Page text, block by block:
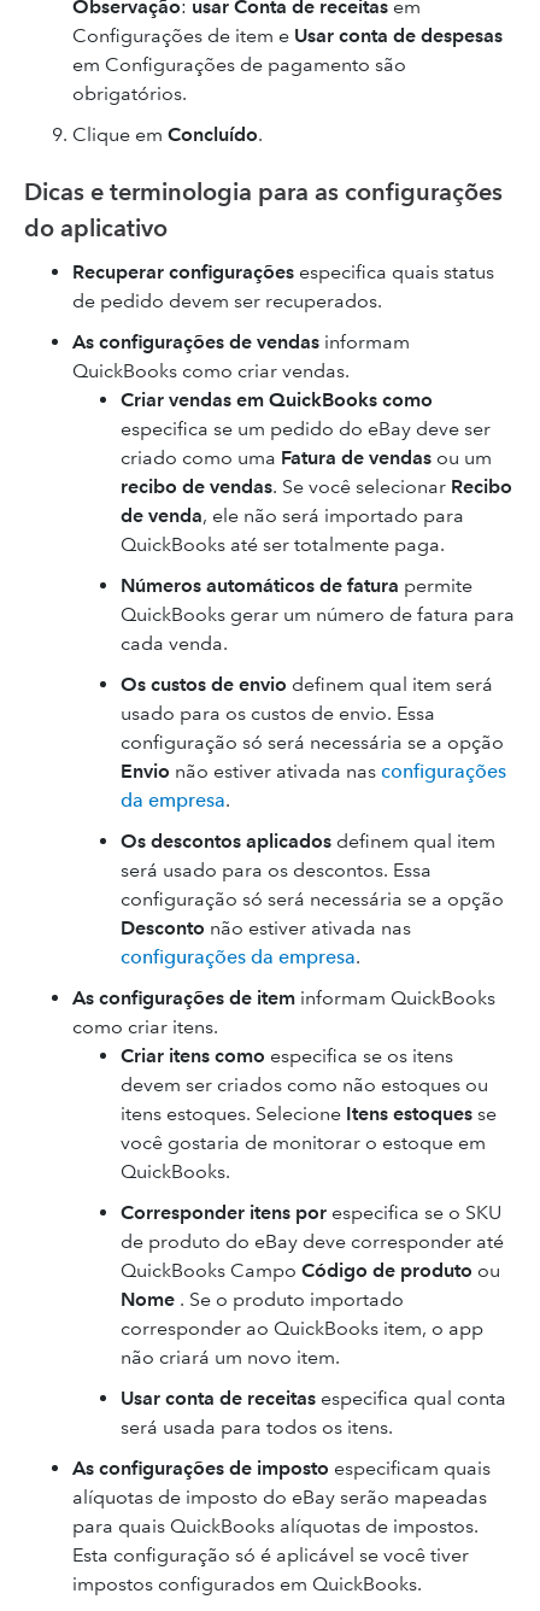
Observação: usar Conta de receitas em
Configurações de item e Usar conta de despesas
em Configurações de pagamento são
obrigatórios.
Clique em Concluído.
Dicas e terminologia para as configurações
do aplicativo
Recuperar configurações especifica quais status
de pedido devem ser recuperados.
As configurações de vendas informam
QuickBooks como criar vendas.
Criar vendas em QuickBooks como
especifica se um pedido do eBay deve ser
criado como uma Fatura de vendas ou um
recibo de vendas. Se você selecionar Recibo
de venda, ele não será importado para
QuickBooks até ser totalmente paga.
Números automáticos de fatura permite
QuickBooks gerar um número de fatura para
cada venda.
Os custos de envio definem qual item será
usado para os custos de envio. Essa
configuração só será necessária se a opção
Envio não estiver ativada nas configurações
da empresa.
Os descontos aplicados definem qual item
será usado para os descontos. Essa
configuração só será necessária se a opção
Desconto não estiver ativada nas
configurações da empresa.
As configurações de item informam QuickBooks
como criar itens.
Criar itens como especifica se os itens
devem ser criados como não estoques ou
itens estoques. Selecione Itens estoques se
você gostaria de monitorar o estoque em
QuickBooks.
Corresponder itens por especifica se o SKU
de produto do eBay deve corresponder até
QuickBooks Campo Código de produto ou
Nome . Se o produto importado
corresponder ao QuickBooks item, o app
não criará um novo item.
Usar conta de receitas especifica qual conta
será usada para todos os itens.
As configurações de imposto especificam quais
alíquotas de imposto do eBay serão mapeadas
para quais QuickBooks alíquotas de impostos.
Esta configuração só é aplicável se você tiver
impostos configurados em QuickBooks.